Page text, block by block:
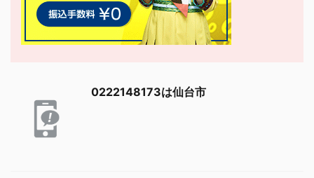
0222148173は仙台市